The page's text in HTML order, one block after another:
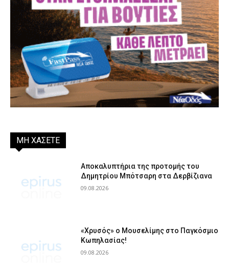
ΜΗ ΧΑΣΕΤΕ
Αποκαλυπτήρια της προτομής του
Δημητρίου Μπότσαρη στα Δερβίζιανα
09.08.2026
«Χρυσός» ο Μουσελίμης στο Παγκόσμιο
Κωπηλασίας!
09.08.2026